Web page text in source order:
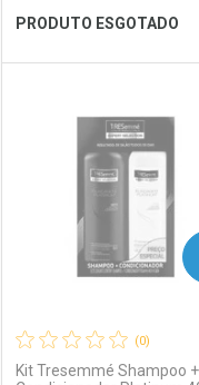
Ver Desconto
PRODUTO ESGOTADO
Laboratório
Por Menos
(0)
Kit Tresemmé Shampoo +
AVISE-ME